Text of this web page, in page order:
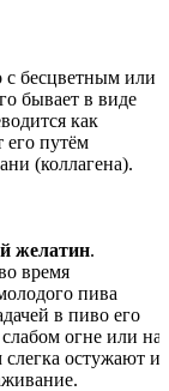
с бесцветным или
бывает в виде
как
путём
(коллагена).
желатин.
время
пива
в пиво его
огне или на
остужают и